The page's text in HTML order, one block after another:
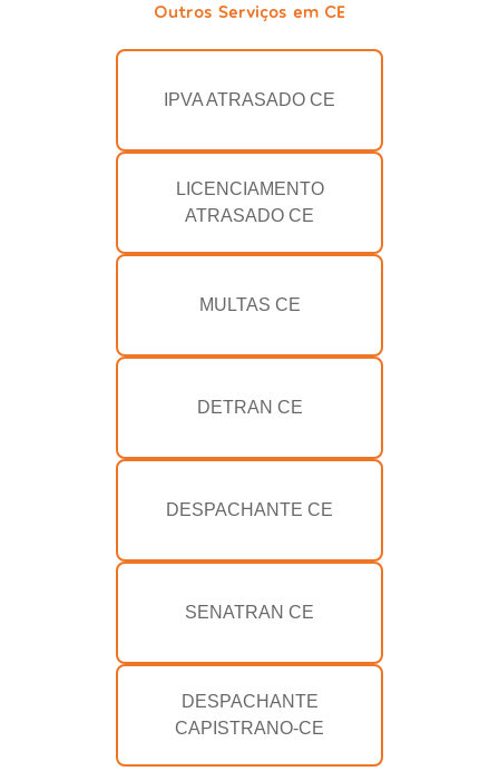
Outros Serviços em CE
IPVA ATRASADO CE
LICENCIAMENTO
ATRASADO CE
MULTAS CE
DETRAN CE
DESPACHANTE CE
SENATRAN CE
DESPACHANTE
CAPISTRANO-CE